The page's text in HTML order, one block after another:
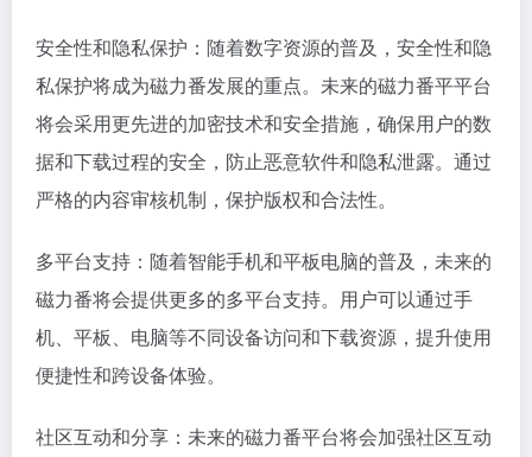
安全性和隐私保护：随着数字资源的普及，安全性和隐
私保护将成为磁力番发展的重点。未来的磁力番平平台
将会采用更先进的加密技术和安全措施，确保用户的数
据和下载过程的安全，防止恶意软件和隐私泄露。通过
严格的内容审核机制，保护版权和合法性。
多平台支持：随着智能手机和平板电脑的普及，未来的
磁力番将会提供更多的多平台支持。用户可以通过手
机、平板、电脑等不同设备访问和下载资源，提升使用
便捷性和跨设备体验。
社区互动和分享：未来的磁力番平台将会加强社区互动